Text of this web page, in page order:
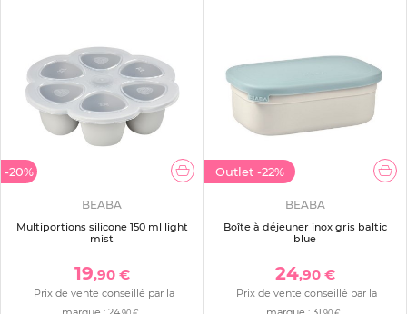
-20%
BEABA
Multiportions silicone 150 ml light
mist
19,90 €
Prix de vente conseillé par la
Outlet -22%
BEABA
Boîte à déjeuner inox gris baltic
blue
24,90 €
Prix de vente conseillé par la